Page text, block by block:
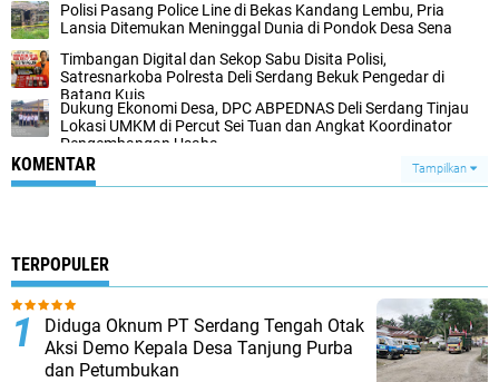
Polisi Pasang Police Line di Bekas Kandang Lembu, Pria
Lansia Ditemukan Meninggal Dunia di Pondok Desa Sena
Timbangan Digital dan Sekop Sabu Disita Polisi,
Satresnarkoba Polresta Deli Serdang Bekuk Pengedar di
Batang Kuis
Dukung Ekonomi Desa, DPC ABPEDNAS Deli Serdang Tinjau
Lokasi UMKM di Percut Sei Tuan dan Angkat Koordinator
Pengembangan Usaha
KOMENTAR Tampilkan
TERPOPULER
Diduga Oknum PT Serdang Tengah Otak
Aksi Demo Kepala Desa Tanjung Purba
dan Petumbukan